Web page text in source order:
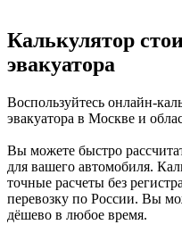
Калькулятор
эвакуатора
Воспользуйтесь онлайн-
эвакуатора в Москве и
Вы можете быстро
для вашего автомобиля.
точные расчеты без
перевозку по России. Вы
дёшево в любое время.